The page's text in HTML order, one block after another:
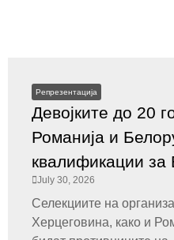
Репрезентација
Девојките до 20
Романија и
квалификации
July 30, 2026
Селекциите на
Херцеговина, како и